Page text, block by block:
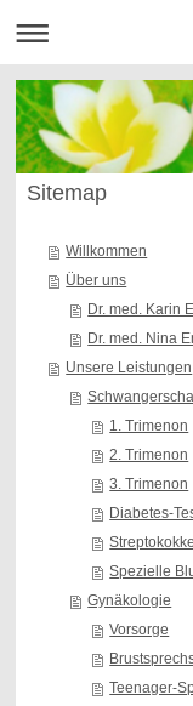
Sitemap
Willkommen
Über uns
Dr. med. Karin
Dr. med. Nina
Unsere Leistungen
1. Trimenon
2. Trimenon
3. Trimenon
Diabetes-
Spezielle
Gynäkologie
Vorsorge
Teenager-